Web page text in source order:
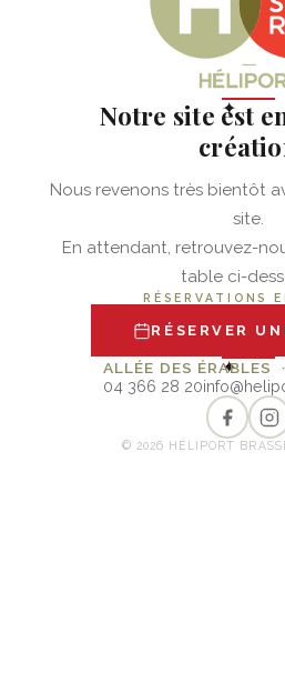
✦
Notre site est
Nous revenons très bientôt
site.
En attendant, retrouvez-
table ci-
RÉSERVATIONS
RÉSERVER
✦
ALLÉE DES
04 366 28 20
© 2026 HÉLIPORT